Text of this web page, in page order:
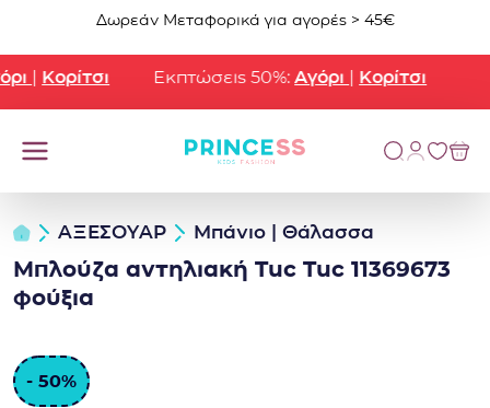
Μετάβαση στο περιεχόμενο
Δωρεάν Μεταφορικά για αγορές > 45€
|Κορίτσι Εκπτώσεις 50%:Αγόρι|Κορίτσι
ΑΞΕΣΟΥΑΡ Μπάνιο | Θάλασσα
Μπλούζα αντηλιακή Tuc Tuc 11369673
φούξια
- 50%